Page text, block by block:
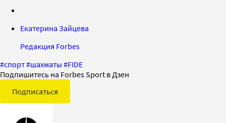
Екатерина Зайцева
Редакция Forbes
#спорт#шахматы #FIDE
Подпишитесь на Forbes Sport в Дзен
Подписаться